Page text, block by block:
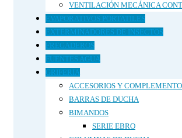
VENTILACIÓN MECÁNICA
EVAPORATIVOS PORTATILES
EXTERMINADORES DE INSECTOS
FREGADEROS
FUENTES AGUA
GRIFERIA
ACCESORIOS Y
BARRAS DE DUCHA
BIMANDOS
SERIE EBRO